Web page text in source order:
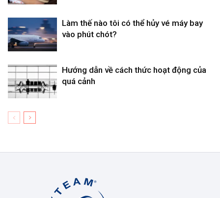
Làm thế nào tôi có thể hủy vé máy bay
vào phút chót?
Hướng dẫn về cách thức hoạt động của
quá cảnh